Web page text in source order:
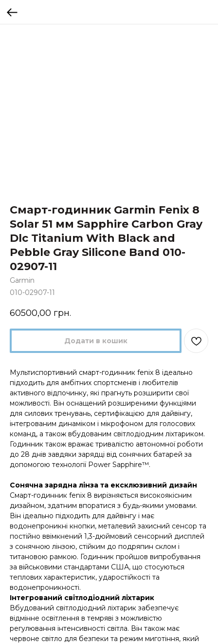
Смарт-годинник Garmin Fenix 8
Solar 51 мм Sapphire Carbon Gray
Dlc Titanium With Black and
Pebble Gray Silicone Band 010-
02907-11
Garmin
010-02907-11
60500,00 грн.
Додати в кошик
Мультиспортивний смарт-годинник fenix 8 ідеально
підходить для амбітних спортсменів і любителів
активного відпочинку, які прагнуть розширити свої
можливості. Він оснащений розширеними функціями
для силових тренувань, сертифікацією для дайвінгу,
інтегрованим динаміком і мікрофоном для голосових
команд, а також вбудованим світлодіодним ліхтариком.
Годинник також вражає тривалістю автономної роботи
до 28 днів завдяки зарядці від сонячних батарей за
допомогою технології Power Sapphire™.
Сонячна зарядна лінза та ексклюзивний дизайн
Смарт-годинник fenix 8 вирізняється високоякісним
дизайном, здатним впоратися з будь-якими умовами.
Він ідеально підходить для дайвінгу і має
водонепроникні кнопки, металевий захисний сенсор та
постійно ввімкнений 1,3-дюймовий сенсорний дисплей
з сонячною лінзою, стійким до подряпин склом і
титановою рамкою. Годинник пройшов випробування
за військовими стандартами США, що стосуються
теплових характеристик, ударостійкості та
водонепроникності.
Інтегрований світлодіодний ліхтарик
Вбудований світлодіодний ліхтарик забезпечує
відмінне освітлення в темряві з можливістю
регулювання інтенсивності світла. Він також має
червоне світло для безпеки та режим миготіння, який